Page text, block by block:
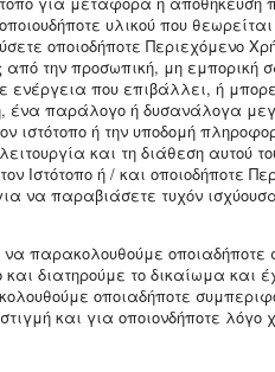
υλικού που
οποιοδήποτε Περιεχόμενο
από την προσωπική, μη εμπορική
ενέργεια που επιβάλλει, ή
ένα παράλογο ή δυσανάλογα
ιστότοπο ή την υποδομή
και τη διάθεση αυτού
Ιστότοπο ή / και οποιοδήποτε
να παραβιάσετε τυχόν
παρακολουθούμε οποιαδήποτε
και διατηρούμε το δικαίωμα και
οποιαδήποτε
και για οποιονδήποτε λόγο